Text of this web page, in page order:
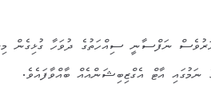
ނަފްސާނީ ސިއްހަތުގެ ދުވަހާ ގުޅިގެން
ނަމުގައި އާޓް އެގްޒިބިޝަންއެއް ބާއްވާފައެވެ.